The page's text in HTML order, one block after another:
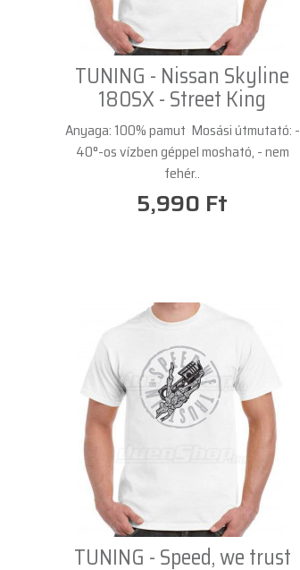
TUNING - Nissan Skyline
180SX - Street King
Anyaga: 100% pamut Mosási útmutató: -
40°-os vízben géppel mosható, - nem
fehér..
5,990 Ft
TUNING - Speed, we trust